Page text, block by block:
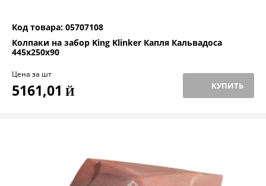
Код товара: 05707108
Колпаки на забор King Klinker Капля Кальвадоса
445x250x90
Цена за шт
5161,01 Й КУПИТЬ